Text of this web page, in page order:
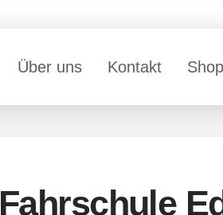
Über uns Kontakt Shop
Fahrschule